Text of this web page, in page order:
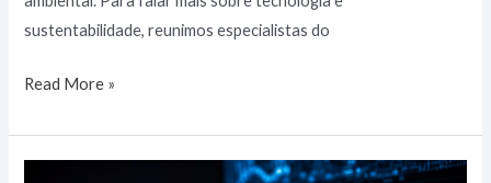
sustentabilidade, reunimos especialistas do
Read More »